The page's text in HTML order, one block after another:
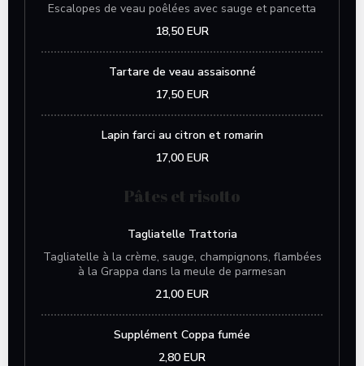
Escalopes de veau poêlées avec sauge et pancetta
18,50 EUR
Tartare de veau assaisonné
17,50 EUR
Lapin farci au citron et romarin
17,00 EUR
Pâtes et risotto
Tagliatelle Trattoria
Tagliatelle à la crème, sauge, champignons, flambées
à la Grappa dans la meule de parmesan
21,00 EUR
Supplément Coppa fumée
2,80 EUR